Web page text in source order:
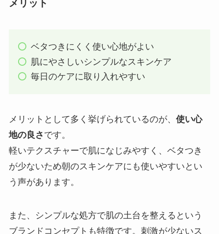
メリット
ベタつきにくく使い心地がよい
肌にやさしいシンプルなスキンケア
毎日のケアに取り入れやすい
メリットとして多く挙げられているのが、 使い心
地の良さ です。
軽いテクスチャーで肌になじみやすく、ベタつき
が少ないため朝のスキンケアにも使いやすいとい
う声があります。
また、シンプルな処方で肌の土台を整えるという
ブランドコンセプトも特徴です。刺激が少ないス